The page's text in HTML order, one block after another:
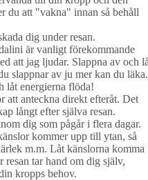
du att "vakna" innan så behåll
dig under resan.
är vanligt förekommande
att jag ljudar. Slappna av och
slappnar av ju mer kan du läka.
låt energierna flöda!
att anteckna direkt efteråt. Det
långt efter själva resan.
dig som pågår i flera dagar.
kommer upp till ytan, så
m.m. Låt känslorna komma
tar hand om dig själv,
kropps behov.